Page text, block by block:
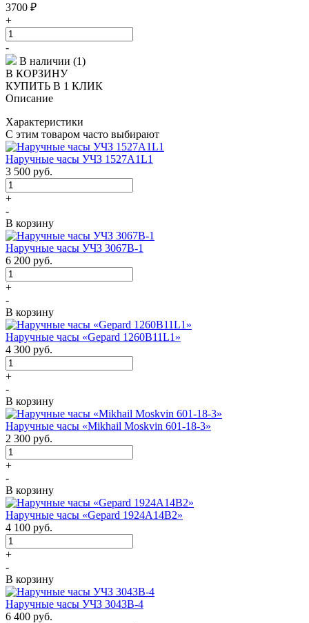
3700 ₽
+
-
В наличии (1)
В КОРЗИНУ
КУПИТЬ В 1 КЛИК
Описание
Характеристики
С этим товаром часто выбирают
Наручные часы УЧЗ 1527A1L1
3 500 руб.
+
-
В корзину
Наручные часы УЧЗ 3067В-1
6 200 руб.
+
-
В корзину
Наручные часы «Gepard 1260B11L1»
4 300 руб.
+
-
В корзину
Наручные часы «Mikhail Moskvin 601-18-3»
2 300 руб.
+
-
В корзину
Наручные часы «Gepard 1924A14B2»
4 100 руб.
+
-
В корзину
Наручные часы УЧЗ 3043В-4
6 400 руб.